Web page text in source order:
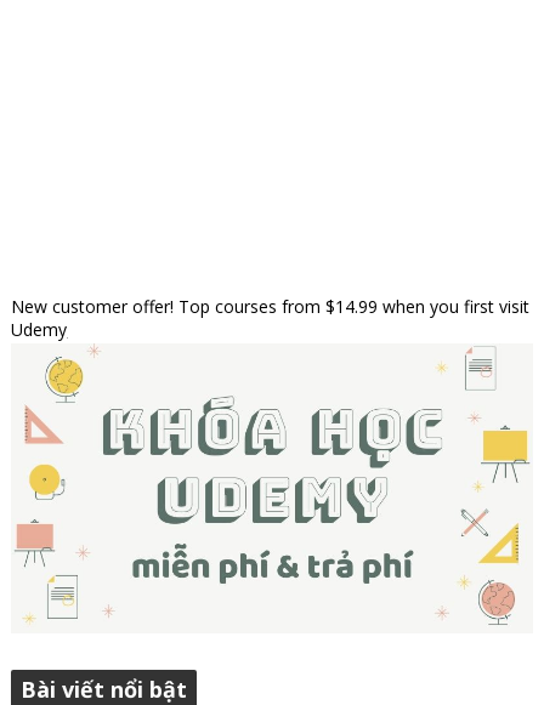
New customer offer! Top courses from $14.99 when you first visit
Udemy
Bài viết nổi bật